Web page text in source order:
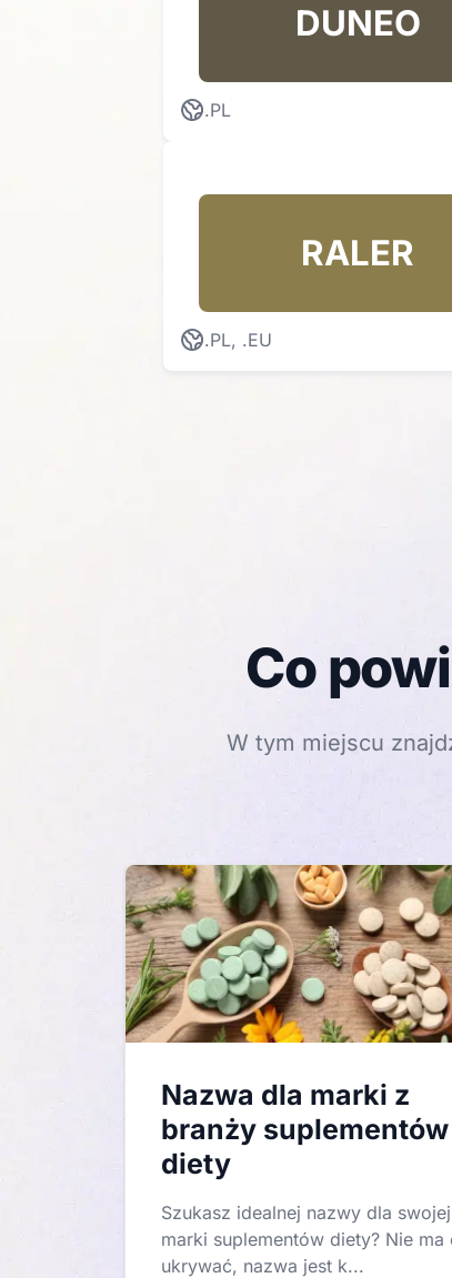
DUNEO
.PL
RALER
.PL, .EU
Co
W tym miejscu
Nazwa dla marki z
branży suplementów
diety
Szukasz idealnej nazwy dla swojej
marki suplementów diety? Nie ma
ukrywać, nazwa jest k...